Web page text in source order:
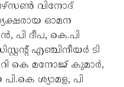
വിനോദ്
ഓമന
പി ദീപ, കെ.പി
എഞ്ചിനീയർ ടി
കെ മനോജ് കുമാർ,
ശ്യാമള, പി